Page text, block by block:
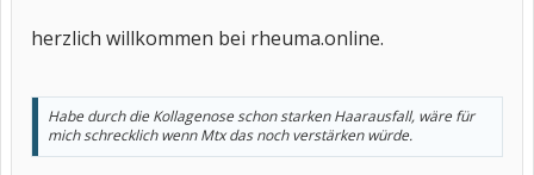
herzlich willkommen bei rheuma.online.
Habe durch die Kollagenose schon starken Haarausfall, wäre für
mich schrecklich wenn Mtx das noch verstärken würde.